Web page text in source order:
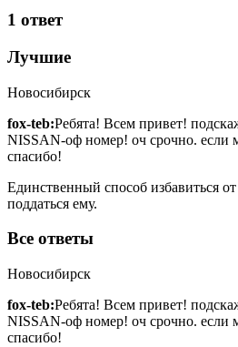
1 ответ
Лучшие
Новосибирск
fox-teb:Ребята! Всем привет!
NISSAN-оф номер! оч срочно. если
спасибо!
Единственный способ избавиться
поддаться ему.
Все ответы
Новосибирск
fox-teb:Ребята! Всем привет!
NISSAN-оф номер! оч срочно. если
спасибо!